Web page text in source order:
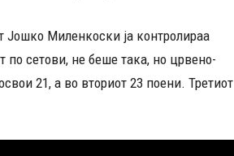
Јошко Миленкоски ја контролираа
по сетови, не беше така, но црвено-
21, а во вториот 23 поени. Третиот